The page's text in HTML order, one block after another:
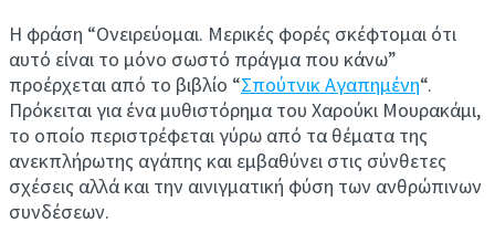
Η φράση “Ονειρεύομαι. Μερικές φορές σκέφτομαι ότι
αυτό είναι το μόνο σωστό πράγμα που κάνω”
προέρχεται από το βιβλίο “Σπούτνικ Αγαπημένη“.
Πρόκειται για ένα μυθιστόρημα του Χαρούκι Μουρακάμι,
το οποίο περιστρέφεται γύρω από τα θέματα της
ανεκπλήρωτης αγάπης και εμβαθύνει στις σύνθετες
σχέσεις αλλά και την αινιγματική φύση των ανθρώπινων
συνδέσεων.